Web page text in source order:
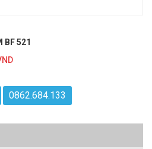
BF 521
0862.684.133